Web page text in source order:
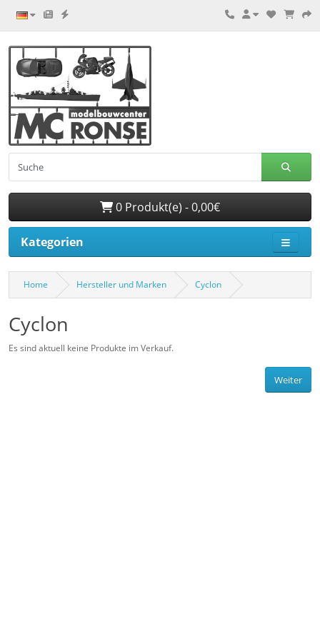
0 Produkt(e) - 0,00€
Kategorien
Home Hersteller und Marken Cyclon
Cyclon
Es sind aktuell keine Produkte im Verkauf.
Weiter